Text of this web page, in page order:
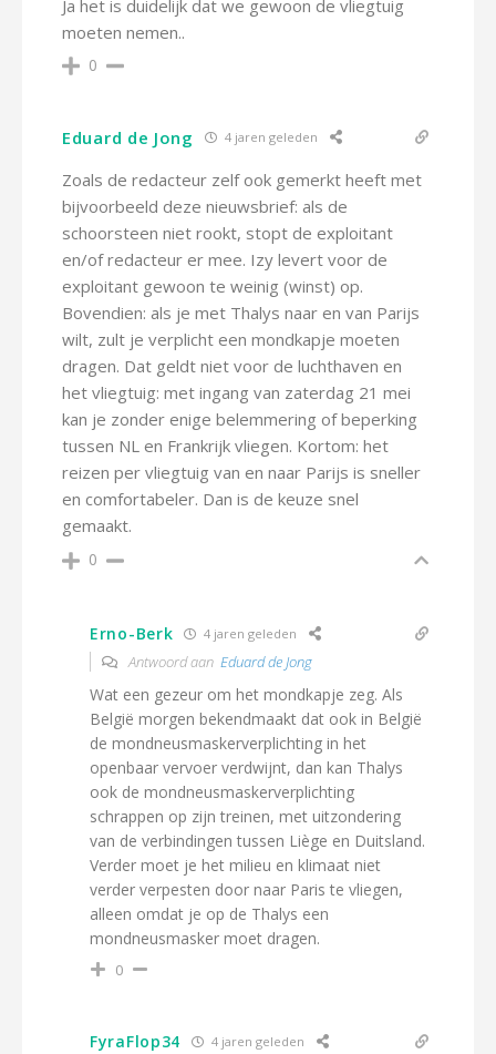
Ja het is duidelijk dat we gewoon de vliegtuig
moeten nemen..
0
Eduard de Jong 4 jaren geleden
Zoals de redacteur zelf ook gemerkt heeft met
bijvoorbeeld deze nieuwsbrief: als de
schoorsteen niet rookt, stopt de exploitant
en/of redacteur er mee. Izy levert voor de
exploitant gewoon te weinig (winst) op.
Bovendien: als je met Thalys naar en van Parijs
wilt, zult je verplicht een mondkapje moeten
dragen. Dat geldt niet voor de luchthaven en
het vliegtuig: met ingang van zaterdag 21 mei
kan je zonder enige belemmering of beperking
tussen NL en Frankrijk vliegen. Kortom: het
reizen per vliegtuig van en naar Parijs is sneller
en comfortabeler. Dan is de keuze snel
gemaakt.
0
Erno-Berk 4 jaren geleden
Antwoord aan Eduard de Jong
Wat een gezeur om het mondkapje zeg. Als
België morgen bekendmaakt dat ook in België
de mondneusmaskerverplichting in het
openbaar vervoer verdwijnt, dan kan Thalys
ook de mondneusmaskerverplichting
schrappen op zijn treinen, met uitzondering
van de verbindingen tussen Liège en Duitsland.
Verder moet je het milieu en klimaat niet
verder verpesten door naar Paris te vliegen,
alleen omdat je op de Thalys een
mondneusmasker moet dragen.
0
FyraFlop34 4 jaren geleden